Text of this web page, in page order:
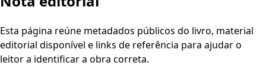
Esta página reúne metadados públicos do livro, material
editorial disponível e links de referência para ajudar o
leitor a identificar a obra correta.